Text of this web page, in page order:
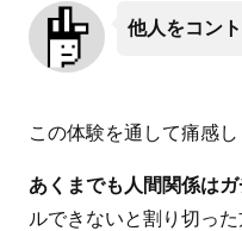
他人をコン
この体験を通して痛感し
あくまでも人間関係はガ
ルできないと割り切っ